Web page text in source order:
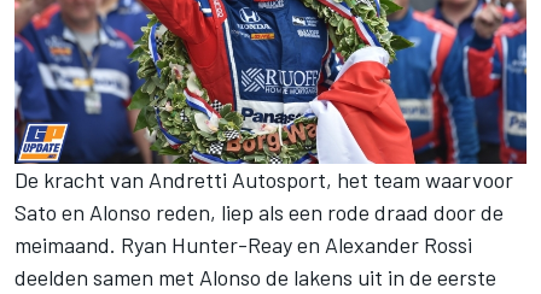
De kracht van Andretti Autosport, het team waarvoor
Sato en Alonso reden, liep als een rode draad door de
meimaand. Ryan Hunter-Reay en Alexander Rossi
deelden samen met Alonso de lakens uit in de eerste